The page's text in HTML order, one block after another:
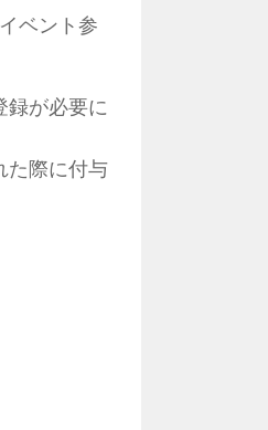
ベント参
録が必要に
た際に付与